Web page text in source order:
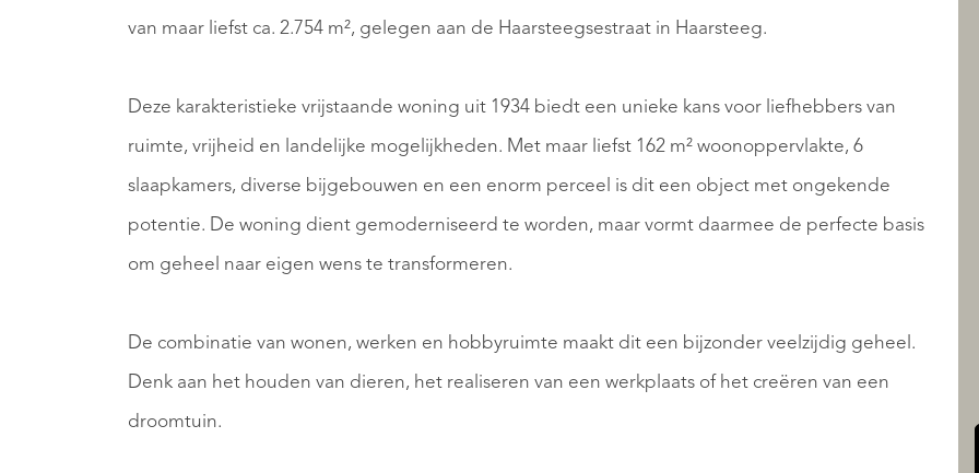
van maar liefst ca. 2.754 m², gelegen aan de Haarsteegsestraat in Haarsteeg.
Deze karakteristieke vrijstaande woning uit 1934 biedt een unieke kans voor liefhebbers van
ruimte, vrijheid en landelijke mogelijkheden. Met maar liefst 162 m² woonoppervlakte, 6
slaapkamers, diverse bijgebouwen en een enorm perceel is dit een object met ongekende
potentie. De woning dient gemoderniseerd te worden, maar vormt daarmee de perfecte basis
om geheel naar eigen wens te transformeren.
De combinatie van wonen, werken en hobbyruimte maakt dit een bijzonder veelzijdig geheel.
Denk aan het houden van dieren, het realiseren van een werkplaats of het creëren van een
droomtuin.